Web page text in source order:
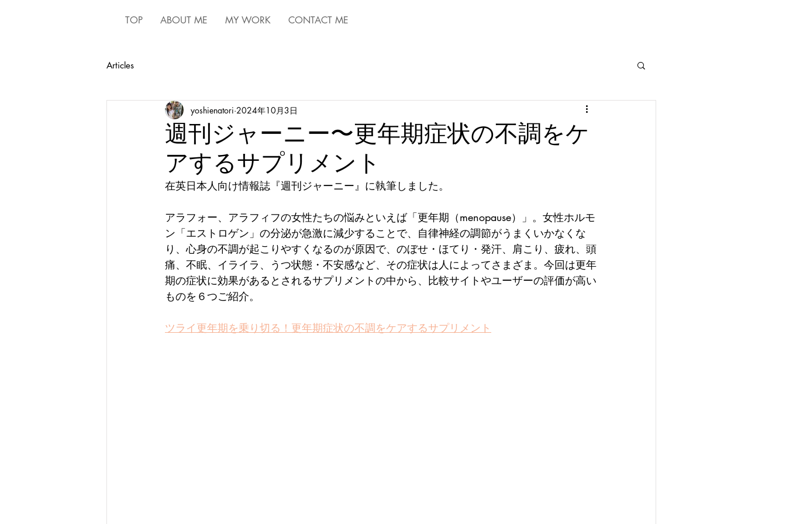
TOP ABOUT ME MY WORK CONTACT ME
Articles
週刊ジャーニー〜更年期症状の不調をケ
アするサプリメント
yoshienatori 2024年10月3日
在英日本人向け情報誌『週刊ジャーニー』に執筆しました。
アラフォー、アラフィフの女性たちの悩みといえば「更年期（menopause）」。女性ホルモ
ン「エストロゲン」の分泌が急激に減少することで、自律神経の調節がうまくいかなくな
り、心身の不調が起こりやすくなるのが原因で、のぼせ・ほてり・発汗、肩こり、疲れ、頭
痛、不眠、イライラ、うつ状態・不安感など、その症状は人によってさまざま。今回は更年
期の症状に効果があるとされるサプリメントの中から、比較サイトやユーザーの評価が高い
ものを６つご紹介。
ツライ更年期を乗り切る！更年期症状の不調をケアするサプリメント